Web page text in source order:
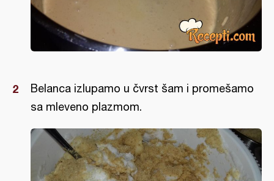
Belanca izlupamo u čvrst šam i promešamo
sa mleveno plazmom.